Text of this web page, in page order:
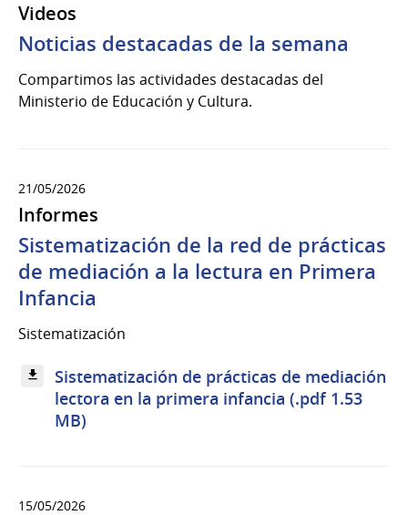
Videos
Noticias destacadas de la semana
Compartimos las actividades destacadas del
Ministerio de Educación y Cultura.
21/05/2026
Informes
Sistematización de la red de prácticas
de mediación a la lectura en Primera
Infancia
Sistematización
Sistematización de prácticas de mediación
lectora en la primera infancia (.pdf 1.53
MB)
15/05/2026